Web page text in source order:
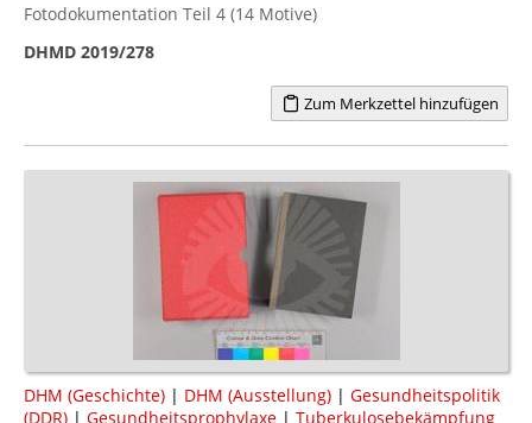
Fotodokumentation Teil 4 (14 Motive)
DHMD 2019/278
Zum Merkzettel hinzufügen
DHM (Geschichte) | DHM (Ausstellung) | Gesundheitspolitik
(DDR) | Gesundheitsprophylaxe | Tuberkulosebekämpfung